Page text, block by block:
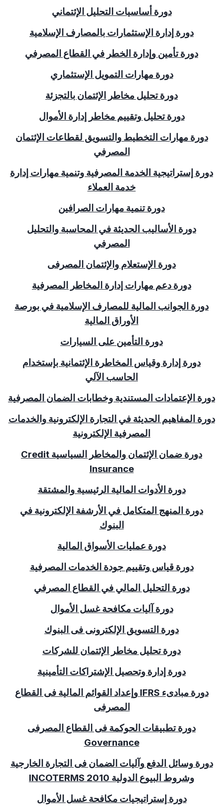
دورة أساسيات التحليل الإئتماني
دورة إدارة الإستثمارات بالمصارف الإسلامية
دورة تأمين وإدارة الخطر في القطاع المصرفي
دورة مهارات التمويل الإستثماري
دورة تحليل مخاطر الإئتمان بالتجزئة
دورة تحليل وتقييم مخاطر إدارة الأموال
دورة مهارات التخطيط والتسويق لقطاعات الإئتمان
المصرفي
دورة إستراتيجية الخدمة المصرفية وتنمية مهارات إدارة
خدمة العملاء
دورة تنمية مهارات الصرافين
دورة الأساليب الحديثة في المحاسبة والتحليل
المصرفي
دورة الإستعلام والإئتمان المصرفى
دورة دعم مهارات إدارة المخاطر المصرفية
دورة الجوانب المالية للمصارف الإسلامية في بورصة
الأوراق المالية
دورة التأمين على السيارات
دورة إدارة وقياس المخاطرة الإئتمانية بإستخدام
الحاسب الآلي
دورة الإعتمادات المستندية وخطابات الضمان المصرفية
دورة المفاهيم الحديثة في التجارة الإلكترونية والخدمات
المصرفية الإلكترونية
دورة ضمان الإئتمان والمخاطر السياسية Credit
Insurance
دورة الأدوات المالية الرئيسية والمشتقة
دورة المنهج المتكامل في الأرشفة الإلكترونية في
البنوك
دورة عمليات الأسواق المالية
دورة قياس وتقييم جودة الخدمات المصرفية
دورة التحليل المالي في القطاع المصرفي
دورة آليات مكافحة غسل الأموال
دورة التسويق الإلكترونى فى البنوك
دورة تحليل مخاطر الإئتمان للشركات
دورة إدارة وتحصيل الإشتراكات التأمينية
دورة مبادىء IFRSوإعداد القوائم المالية فى القطاع
المصرفى
دورة تطبيقات الحوكمة فى القطاع المصرفى
Governance
دورة وسائل الدفع وآليات الضمان فى التجارة الخارجية
وشروط البيوع الدولية INCOTERMS 2010
دورة إستراتيجيات مكافحة غسل الأموال